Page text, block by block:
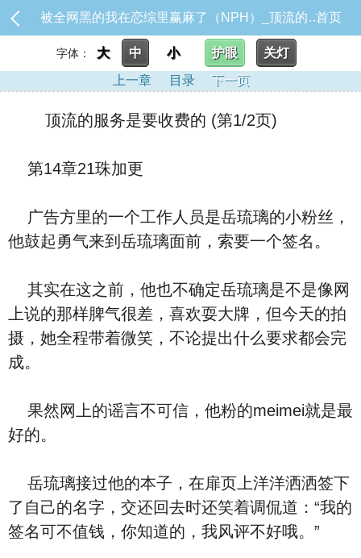
被全网黑的我在恋综里赢麻了（NPH）_顶流的服务是要收费的首页
字体： 大 中 小 护眼
关灯
上一章
目录 下一页
顶流的服务是要收费的 (第1/2页)
第14章21珠加更
广告方里的一个工作人员是岳琉璃的小粉丝，
他鼓起勇气来到岳琉璃面前，索要一个签名。
其实在这之前，他也不确定岳琉璃是不是像网
上说的那样脾气很差，喜欢耍大牌，但今天的拍
摄，她全程带着微笑，不论提出什么要求都会完
成。
果然网上的谣言不可信，他粉的meimei就是最
好的。
岳琉璃接过他的本子，在扉页上洋洋洒洒签下
了自己的名字，交还回去时还笑着调侃道：“我的
签名可不值钱，你知道的，我风评不好哦。”